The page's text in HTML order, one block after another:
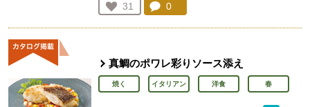
お気に入り登録：
31
人が登録
コメント：
0
真鯛のポワレ彩りソース添え
焼く イタリアン 洋食 春